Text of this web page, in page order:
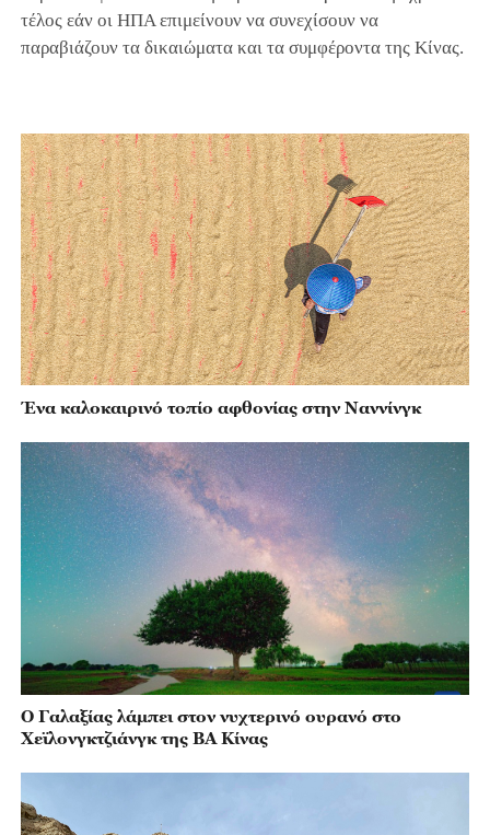
τέλος εάν οι ΗΠΑ επιμείνουν να συνεχίσουν να
παραβιάζουν τα δικαιώματα και τα συμφέροντα της Κίνας.
Ένα καλοκαιρινό τοπίο αφθονίας στην Ναννίνγκ
Ο Γαλαξίας λάμπει στον νυχτερινό ουρανό στο
Χεϊλονγκτζιάνγκ της ΒΑ Κίνας